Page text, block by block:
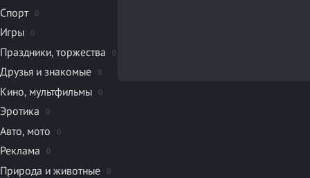
Спорт 0
Игры 0
Праздники, торжества 0
Друзья и знакомые 0
Кино, мультфильмы 0
Эротика 0
Авто, мото 0
Реклама 0
Природа и животные 0